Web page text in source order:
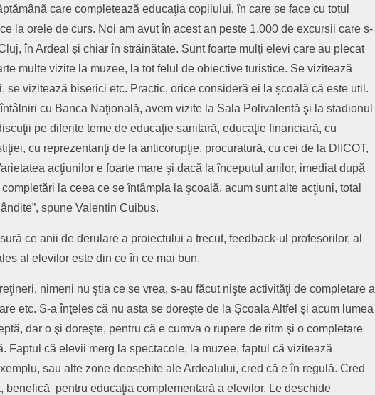
care completează educaţia copilului, în care se face cu totul
la orele de curs. Noi am avut în acest an peste 1.000 de excursii care s-
în Ardeal şi chiar în străinătate. Sunt foarte mulţi elevi care au plecat
multe vizite la muzee, la tot felul de obiective turistice. Se vizitează
se vizitează biserici etc. Practic, orice consideră ei la şcoală că este util.
cu Banca Naţională, avem vizite la Sala Polivalentă şi la stadionul
pe diferite teme de educaţie sanitară, educaţie financiară, cu
cu reprezentanţi de la anticorupţie, procuratură, cu cei de la DIICOT,
acţiunilor e foarte mare şi dacă la începutul anilor, imediat după
la ceea ce se întâmpla la şcoală, acum sunt alte acţiuni, total
spune Valentin Cuibus.
ce anii de derulare a proiectului a trecut, feedback-ul profesorilor, al
al elevilor este din ce în ce mai bun.
nimeni nu ştia ce se vrea, s-au făcut nişte activităţi de completare a
etc. S-a înţeles că nu asta se doreşte de la Şcoala Altfel şi acum lumea
dar o şi doreşte, pentru că e cumva o rupere de ritm şi o completare
Faptul că elevii merg la spectacole, la muzee, faptul că vizitează
sau alte zone deosebite ale Ardealului, cred că e în regulă. Cred
benefică pentru educaţia complementară a elevilor. Le deschide